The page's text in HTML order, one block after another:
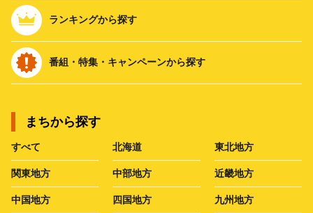
ランキングから探す
番組・特集・キャンペーンから探す
まちから探す
すべて 北海道 東北地方
関東地方 中部地方 近畿地方
中国地方 四国地方 九州地方